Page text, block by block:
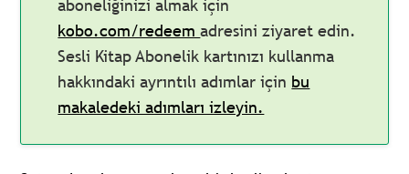
aboneliğinizi almak için
kobo.com/redeemadresini ziyaret edin.
Sesli Kitap Abonelik kartınızı kullanma
hakkındaki ayrıntılı adımlar için bu
makaledeki adımları izleyin.